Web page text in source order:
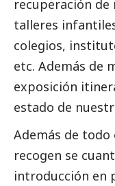
recuperación de
talleres
colegios,
etc. Además de
exposición
estado de
Además de todo
recogen se
introducción en